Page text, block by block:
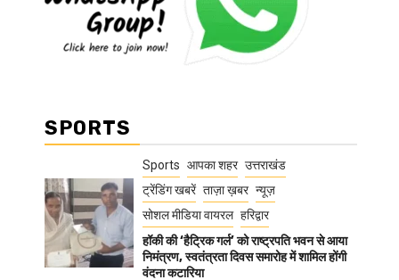
SPORTS
Sports आपका शहर उत्तराखंड
ट्रेंडिंग खबरें ताज़ा ख़बर न्यूज़
सोशल मीडिया वायरल हरिद्वार
हॉकी की ‘हैट्रिक गर्ल’ को राष्ट्रपति भवन से आया
निमंत्रण, स्वतंत्रता दिवस समारोह में शामिल होंगी
वंदना कटारिया